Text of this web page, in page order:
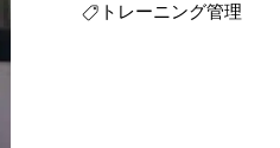
トレーニング管理